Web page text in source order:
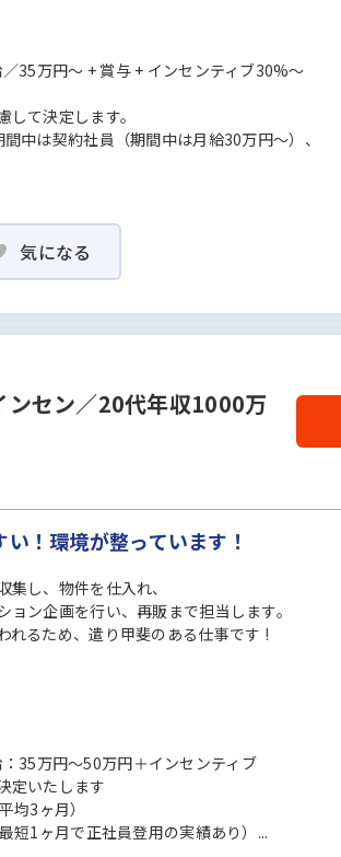
35万円～ + 賞与 + インセンティブ30%～
て決定します。
中は契約社員（期間中は月給30万円～）、
気になる
ンセン／20代年収1000万
！環境が整っています！
し、物件を仕入れ、
ン企画を行い、再販まで担当します。
れるため、遣り甲斐のある仕事です !
35万円～50万円＋インセンティブ
定いたします
均3ヶ月）
短1ヶ月で正社員登用の実績あり）...